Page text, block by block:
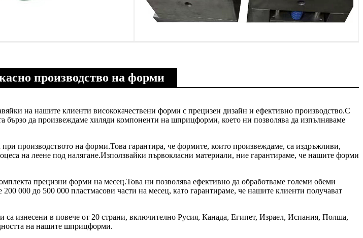
производство на форми
на нашите клиенти висококачествени форми с прецизен дизайн и ефективно производство.С
да произвеждаме хиляди компоненти на шприцформи, което ни позволява да изпълняваме
производството на форми.Това гарантира, че формите, които произвеждаме, са издръжливи,
на леене под налягане.Използвайки първокласни материали, ние гарантираме, че нашите форми
прецизни форми на месец.Това ни позволява ефективно да обработваме големи обеми
000 до 500 000 пластмасови части на месец, като гарантираме, че нашите клиенти получават
изнесени в повече от 20 страни, включително Русия, Канада, Египет, Израел, Испания, Полша,
на нашите шприцформи.